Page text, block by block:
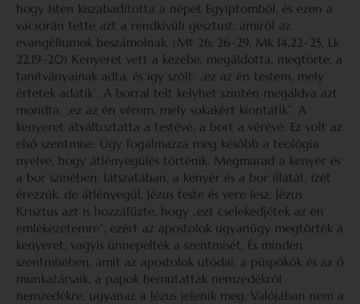
hogy Isten kiszabadította a népet Egyiptomból, és ezen a
vacsorán tette azt a rendkívüli gesztust, amiről az
evangéliumok beszámolnak. (Mt 26, 26–29, Mk 14,22–25, Lk
22,19–20) Kenyeret vett a kezébe, megáldotta, megtörte, a
tanítványainak adta, és így szólt: „ez az én testem, mely
értetek adatik”. A borral telt kelyhet szintén megáldva azt
mondta, „ez az én vérem, mely sokakért kiontatik”. A
kenyeret átváltoztatta a testévé, a bort a vérévé. Ez volt az
első szentmise. Úgy fogalmazza meg később a teológia
nyelve, hogy átlényegülés történik. Megmarad a kenyér és
a bor színében, látszatában, a kenyér és a bor illatát, ízét
érezzük, de átlényegül, Jézus teste és vére lesz. Jézus
Krisztus azt is hozzáfűzte, hogy „ezt cselekedjétek az én
emlékezetemre”, ezért az apostolok ugyanúgy megtörték a
kenyeret, vagyis ünnepelték a szentmisét. És minden
szentmisében, amit az apostolok utódai, a püspökök és az ő
munkatársaik, a papok bemutattak nemzedékről
nemzedékre, ugyanaz a Jézus jelenik meg. Valójában nem a